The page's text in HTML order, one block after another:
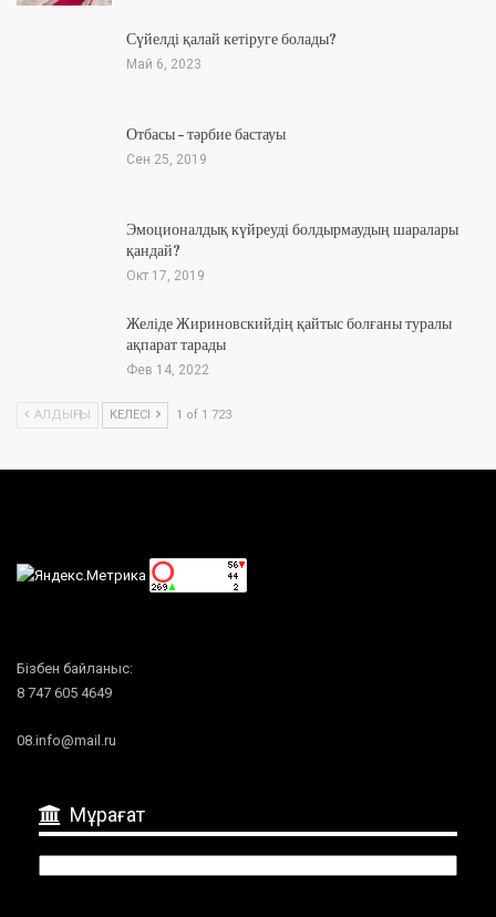
Сүйелді қалай кетіруге болады?
Май 6, 2023
Отбасы – тәрбие бастауы
Сен 25, 2019
Эмоционалдық күйреуді болдырмаудың шаралары
қандай?
Окт 17, 2019
Желіде Жириновскийдің қайтыс болғаны туралы
ақпарат тарады
Фев 14, 2022
АЛДЫҢҒЫ КЕЛЕСІ 1 of 1 723
Бізбен байланыс:
8 747 605 4649
08.info@mail.ru
Мұрағат